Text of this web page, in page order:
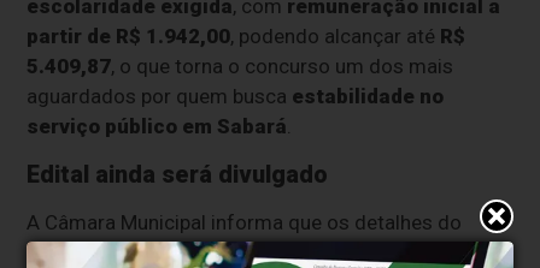
escolaridade exigida, com remuneração inicial a
partir de R$ 1.942,00, podendo alcançar até R$
5.409,87, o que torna o concurso um dos mais
aguardados por quem busca estabilidade no
serviço público em Sabará
Edital ainda será divulgado
A Câmara Municipal informa que os detalhes do
concurso, como edital oficial, número de vagas,